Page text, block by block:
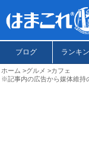
ブログ ランキ
ホーム グルメ
カフェ
※記事内の広告から媒体維持